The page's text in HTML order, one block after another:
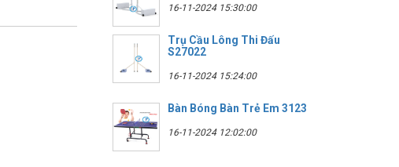
16-11-2024 15:30:00
Trụ Cầu Lông Thi Đấu
S27022
16-11-2024 15:24:00
Bàn Bóng Bàn Trẻ Em 3123
16-11-2024 12:02:00